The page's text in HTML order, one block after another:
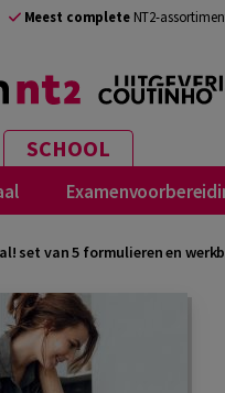
Meest completeNT2-
SCHOOL
set van 5 formulieren en